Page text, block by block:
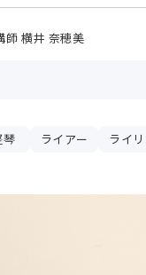
師 横井 奈穂美
琴 ライアー ライ